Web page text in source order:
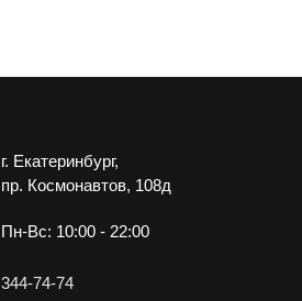
г. Екатеринбург,
пр. Космонавтов, 108д
Пн-Вс: 10:00 - 22:00
344-74-74